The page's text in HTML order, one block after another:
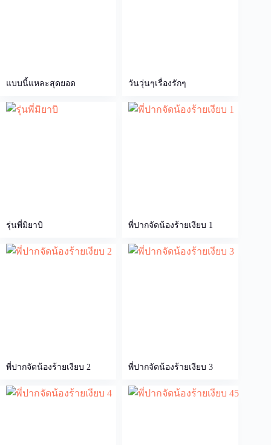
แบบนี้แหละสุดยอด วันวุ่นๆเรื่องรักๆ
รุ่นพี่มิยาบิ พี่ปากจัดน้องร้ายเงียบ 1
พี่ปากจัดน้องร้ายเงียบ 2 พี่ปากจัดน้องร้ายเงียบ 3